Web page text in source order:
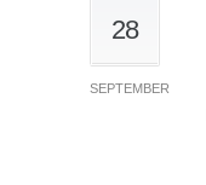
28
SEPTEMBER